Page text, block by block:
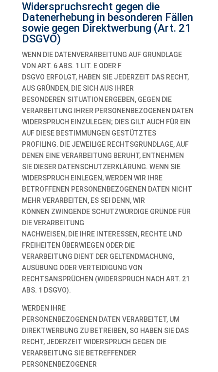
Widerspruchsrecht gegen die
Datenerhebung in besonderen Fällen
sowie gegen Direktwerbung (Art. 21
DSGVO)
WENN DIE DATENVERARBEITUNG AUF GRUNDLAGE
VON ART. 6 ABS. 1 LIT. E ODER F
DSGVO ERFOLGT, HABEN SIE JEDERZEIT DAS RECHT,
AUS GRÜNDEN, DIE SICH AUS IHRER
BESONDEREN SITUATION ERGEBEN, GEGEN DIE
VERARBEITUNG IHRER PERSONENBEZOGENEN DATEN
WIDERSPRUCH EINZULEGEN; DIES GILT AUCH FÜR EIN
AUF DIESE BESTIMMUNGEN GESTÜTZTES
PROFILING. DIE JEWEILIGE RECHTSGRUNDLAGE, AUF
DENEN EINE VERARBEITUNG BERUHT, ENTNEHMEN
SIE DIESER DATENSCHUTZERKLÄRUNG. WENN SIE
WIDERSPRUCH EINLEGEN, WERDEN WIR IHRE
BETROFFENEN PERSONENBEZOGENEN DATEN NICHT
MEHR VERARBEITEN, ES SEI DENN, WIR
KÖNNEN ZWINGENDE SCHUTZWÜRDIGE GRÜNDE FÜR
DIE VERARBEITUNG
NACHWEISEN, DIE IHRE INTERESSEN, RECHTE UND
FREIHEITEN ÜBERWIEGEN ODER DIE
VERARBEITUNG DIENT DER GELTENDMACHUNG,
AUSÜBUNG ODER VERTEIDIGUNG VON
RECHTSANSPRÜCHEN (WIDERSPRUCH NACH ART. 21
ABS. 1 DSGVO).
WERDEN IHRE
PERSONENBEZOGENEN DATEN VERARBEITET, UM
DIREKTWERBUNG ZU BETREIBEN, SO HABEN SIE DAS
RECHT, JEDERZEIT WIDERSPRUCH GEGEN DIE
VERARBEITUNG SIE BETREFFENDER
PERSONENBEZOGENER